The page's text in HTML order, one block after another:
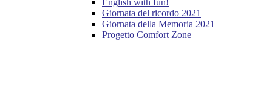
English with fun!
Giornata del ricordo 2021
Giornata della Memoria 2021
Progetto Comfort Zone